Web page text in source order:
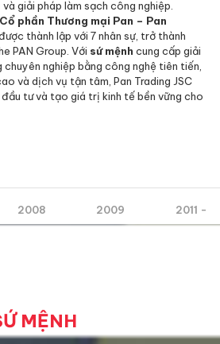
giải pháp làm sạch công nghiệp.
phần Thương mại Pan – Pan
thành lập với 7 nhân sự, trở thành
PAN Group. Với sứ mệnh cung cấp giải
nghiệp bằng công nghệ tiên tiến,
và dịch vụ tận tâm, Pan Trading JSC
đầu tư và tạo giá trị kinh tế bền vững cho
2008 2009 2011 -
MỆNH